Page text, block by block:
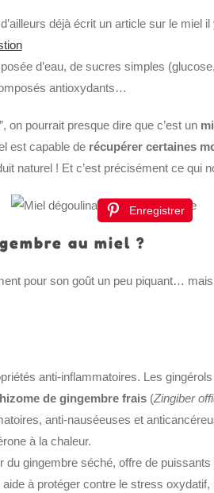
déjà écrit un article sur le miel
d’eau, de sucres simples
antioxydants…
on pourrait presque dire que c’est un
est capable de récupérer certaines
naturel ! Et c’est précisément ce qui
Enregistrer
au miel ?
pour son goût un peu piquant…
anti-inflammatoires. Les
de gingembre frais(Zingiber
anti-nauséeuses et
à la chaleur.
du gingembre séché, offre de
à protéger contre le stress oxydatif,